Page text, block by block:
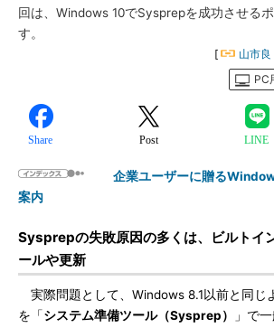
回は、Windows 10でSysprepを成功させる
す。
[ 山市良
PC
Share Post LINE
企業ユーザーに贈る
案内
Sysprepの失敗原因の多くは、ビルトイ
ールや更新
実際問題として、Windows 8.1以前と同じ
を「システム準備ツール（Sysprep）
」で